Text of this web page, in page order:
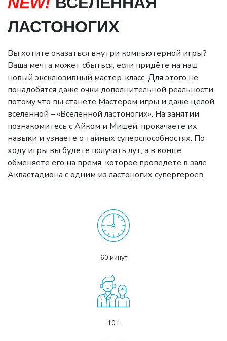
ЛАСТОНОГИХ
Вы хотите оказаться внутри компьютерной игры?
Ваша мечта может сбыться, если придёте на наш
новый эксклюзивный мастер-класс. Для этого не
понадобятся даже очки дополнительной реальности,
потому что вы станете Мастером игры и даже целой
вселенной – «Вселенной ластоногих». На занятии
познакомитесь с Айком и Мишей, прокачаете их
навыки и узнаете о тайных суперспособностях. По
ходу игры вы будете получать лут, а в конце
обменяете его на время, которое проведете в зале
Аквастадиона с одним из ластоногих супергероев.
60 минут
10+